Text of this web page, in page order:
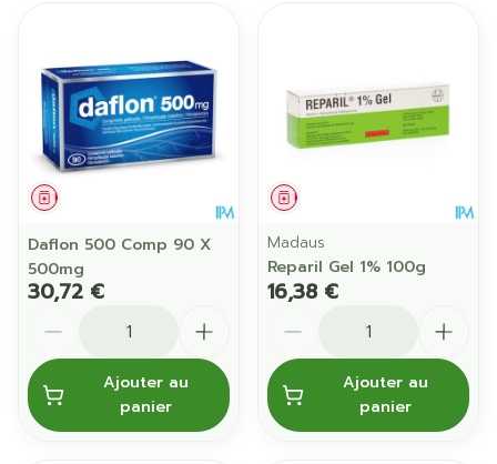
Médicament
Daflon 500 Comp 90 X
500mg
30,72 €
Ajouter au
panier
Médicament
Madaus
Reparil Gel 1% 100g
16,38 €
Ajouter au
panier